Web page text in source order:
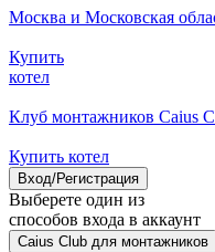
Москва и Московская
Купить
котел
Клуб монтажников Caius
Купить котел
Вход/Регистрация
Выберете один из
способов входа в аккаунт
Caius Club для монтажников